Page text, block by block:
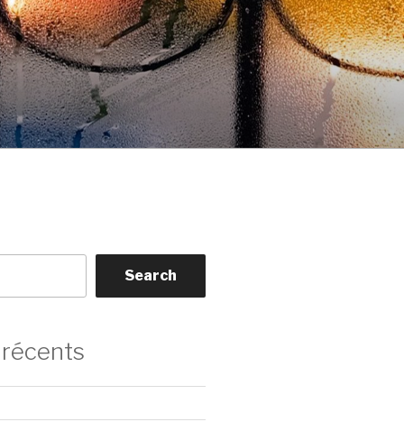
Search